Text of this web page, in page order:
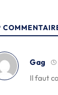
Gag
Il faut